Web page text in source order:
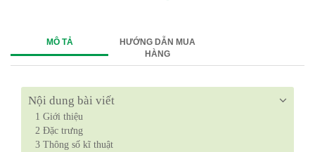
MÔ TẢ
HƯỚNG DẪN MUA
HÀNG
Nội dung bài viết
1 Giới thiệu
2 Đặc trưng
3 Thông số kĩ thuật